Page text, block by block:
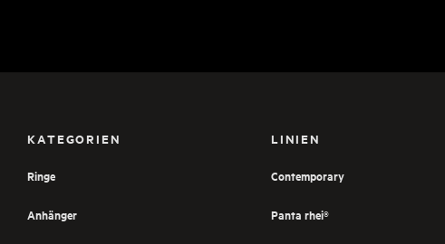
KATEGORIEN
Ringe
Anhänger
LINIEN
Contemporary
Panta rhei®